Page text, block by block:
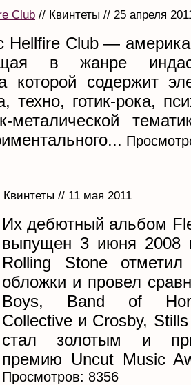
Club // Квинтеты // 25 апреля
Hellfire Club —
в жанре
которой содержит
техно, готик-рока,
металической
Квинтеты // 11 мая 2011
Их дебютный альбом
выпущен 3 июня 2008
Rolling Stone
обложки и провел
Boys, Band of
Collective и Crosby,
стал золотым и
премию Uncut Music
Просмотров: 8356